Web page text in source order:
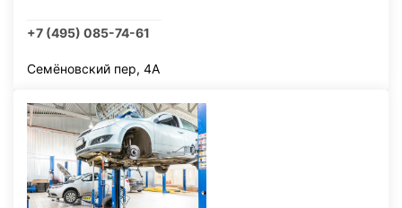
+7 (495) 085-74-61
Семёновский пер, 4А